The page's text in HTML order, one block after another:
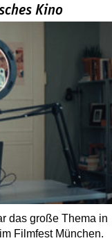
Kino
das große Thema in
Filmfest München.